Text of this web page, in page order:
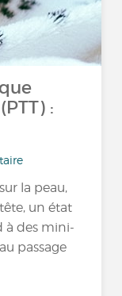
:
la peau,
un état
à des mini-
passage